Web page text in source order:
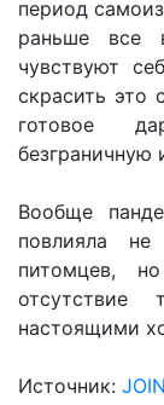
период
раньше все
чувствуют
скрасить это
готовое
безграничную
Вообще
повлияла
питомцев,
отсутствие
настоящими
Источник: